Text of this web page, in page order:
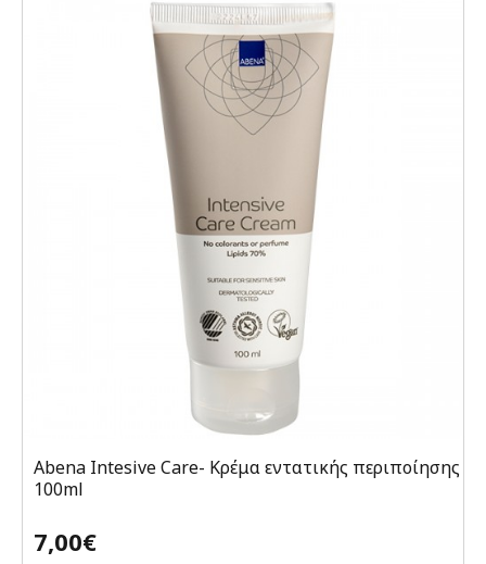
Abena Intesive Care- Κρέμα εντατικής περιποίησης
100ml
7,00€